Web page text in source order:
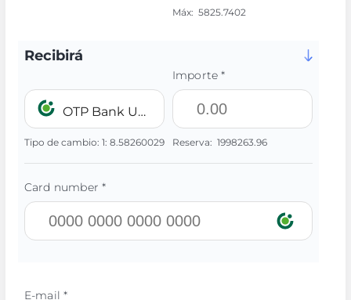
Máx: 5825.7402
Recibirá
OTP Bank UAH
Tipo de cambio: 1: 8.58260029
Importe *
Reserva: 1998263.96
Card number *
E-mail *